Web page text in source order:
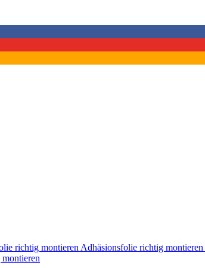
richtig montieren Adhäsionsfolie richtig montieren